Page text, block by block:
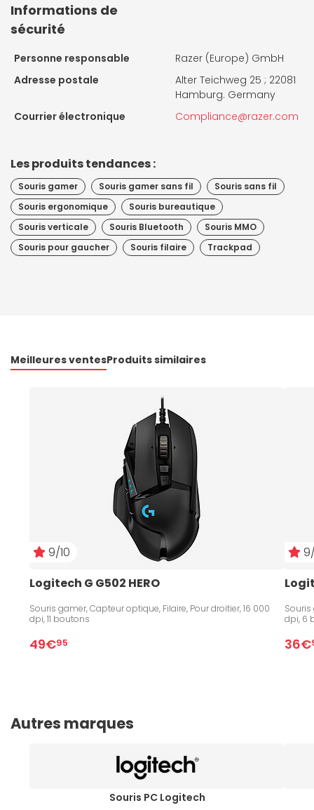
Informations de
sécurité
Personne responsable
Razer (Europe) GmbH
Adresse postale
Alter Teichweg 25 ; 22081
Hamburg. Germany
Courrier électronique
Compliance@razer.com
Les produits tendances :
Souris gamer Souris gamer sans fil
Souris sans fil
Souris ergonomique
Souris bureautique
Souris verticale
Souris Bluetooth
Souris MMO
Souris pour gaucher
Souris filaire Trackpad
Meilleures ventesProduits similaires
9/10
Logitech G G502 HERO
Souris gamer, Capteur optique, Filaire, Pour droitier, 16 000
dpi, 11 boutons
49€95
Souris
dpi, 6
36€
Autres marques
Souris PC Logitech